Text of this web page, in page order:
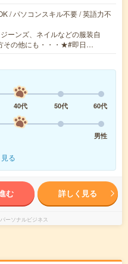
/ パソコンスキル不要 / 英語力不
ーンズ、ネイルなどの服装自
その他にも・・・★#即日…
40代 50代
60代
男性
る
む 詳しく見る
ーソナルビジネス